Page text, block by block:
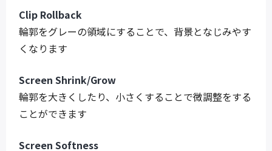
Clip Rollback
輪郭をグレーの領域にすることで、背景となじみやす
くなります
Screen Shrink/Grow
輪郭を大きくしたり、小さくすることで微調整をする
ことができます
Screen Softness